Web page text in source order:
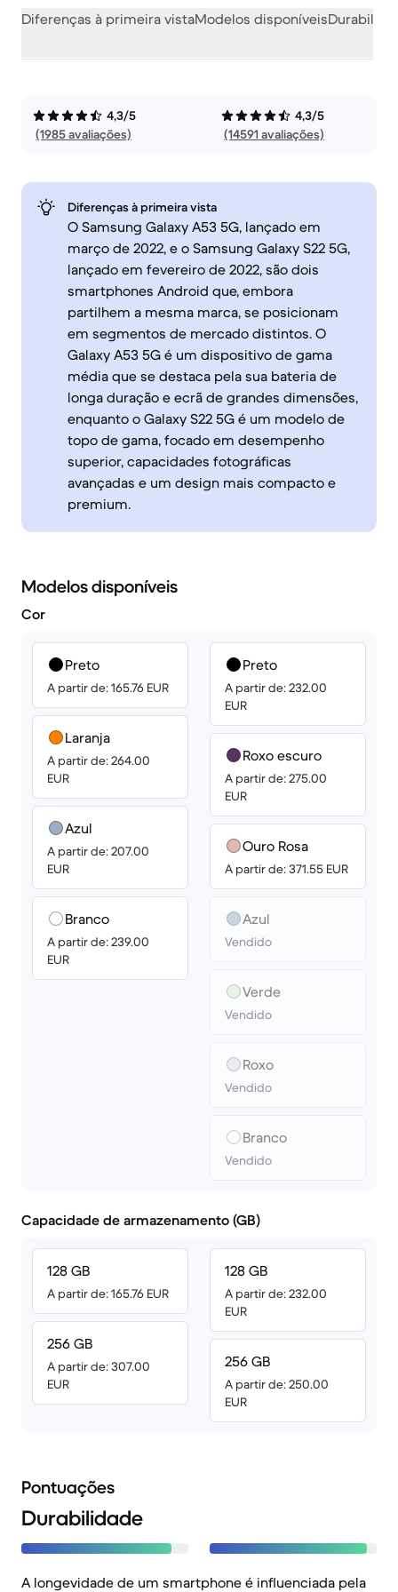
Diferenças à primeira vistaModelos disponíveis
4,3/5
(1985 avaliações)
4,3/5
(14591 avaliações)
Diferenças à primeira vista
O Samsung Galaxy A53 5G, lançado em
março de 2022, e o Samsung Galaxy S22 5G,
lançado em fevereiro de 2022, são dois
smartphones Android que, embora
partilhem a mesma marca, se posicionam
em segmentos de mercado distintos. O
Galaxy A53 5G é um dispositivo de gama
média que se destaca pela sua bateria de
longa duração e ecrã de grandes dimensões,
enquanto o Galaxy S22 5G é um modelo de
topo de gama, focado em desempenho
superior, capacidades fotográficas
avançadas e um design mais compacto e
premium.
Modelos disponíveis
Cor
Preto
A partir de: 165.76 EUR
Laranja
A partir de: 264.00
EUR
Azul
A partir de: 207.00
EUR
Branco
A partir de: 239.00
EUR
Preto
A partir de: 232.00
EUR
Roxo escuro
A partir de: 275.00
EUR
Ouro Rosa
A partir de: 371.55 EUR
Azul
Vendido
Verde
Vendido
Roxo
Vendido
Branco
Vendido
Capacidade de armazenamento (GB)
128 GB
A partir de: 165.76 EUR
256 GB
A partir de: 307.00
EUR
128 GB
A partir de: 232.00
EUR
256 GB
A partir de: 250.00
EUR
Pontuações
Durabilidade
A longevidade de um smartphone é influenciada pela